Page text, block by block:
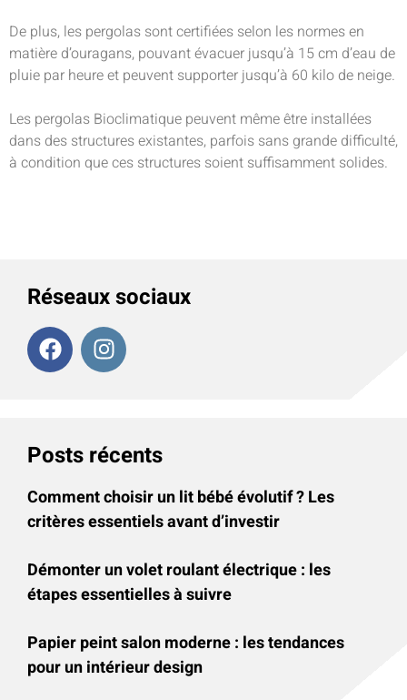
De plus, les pergolas sont certifiées selon les normes en
matière d’ouragans, pouvant évacuer jusqu’à 15 cm d’eau de
pluie par heure et peuvent supporter jusqu’à 60 kilo de neige.
Les pergolas Bioclimatique peuvent même être installées
dans des structures existantes, parfois sans grande difficulté,
à condition que ces structures soient suffisamment solides.
Réseaux sociaux
Posts récents
Comment choisir un lit bébé évolutif ? Les
critères essentiels avant d’investir
Démonter un volet roulant électrique : les
étapes essentielles à suivre
Papier peint salon moderne : les tendances
pour un intérieur design